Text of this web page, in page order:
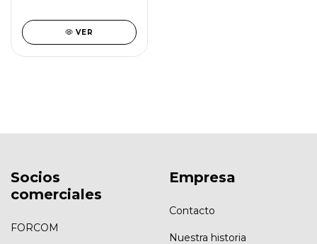
VER
Socios
comerciales
FORCOM
Empresa
Contacto
Nuestra historia